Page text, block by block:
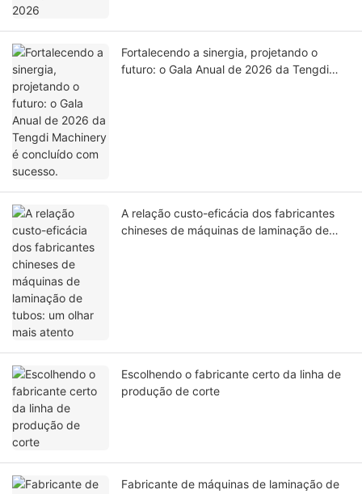
Fortalecendo a sinergia, projetando o
futuro: o Gala Anual de 2026 da Tengdi
A relação custo-eficácia dos fabricantes
chineses de máquinas de laminação de
Escolhendo o fabricante certo da linha de
produção de corte
Fabricante de máquinas de laminação de